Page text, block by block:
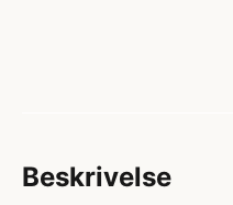
Beskrivelse